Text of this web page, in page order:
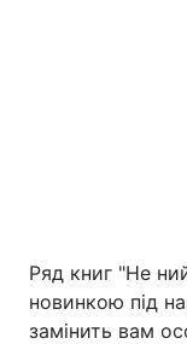
Ряд книг "Не
новинкою під
замінить вам